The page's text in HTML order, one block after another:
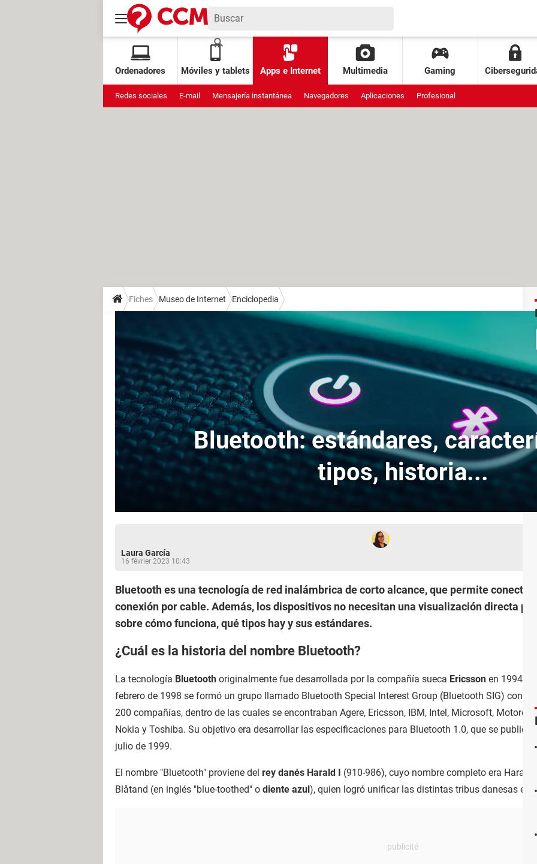
Ordenadores Móviles y tablets Apps e Internet Multimedia Gaming
Redes sociales E-mail Mensajería instantánea Navegadores Aplicaciones Profesional
Fiches Museo de Internet Enciclopedia
Bluetooth: estándares,
tipos, historia...
Laura García
16 février 2023 10:43
Bluetooth es una tecnología de red inalámbrica de corto alcance, que permite conectar
conexión por cable. Además, los dispositivos no necesitan una visualización directa
sobre cómo funciona, qué tipos hay y sus estándares.
¿Cuál es la historia del nombre Bluetooth?
La tecnología Bluetooth originalmente fue desarrollada por la compañía sueca Ericsson en 1994. En
febrero de 1998 se formó un grupo llamado Bluetooth Special Interest Group (Bluetooth SIG) con
200 compañías, dentro de las cuales se encontraban Agere, Ericsson, IBM, Intel, Microsoft, Motorola,
Nokia y Toshiba. Su objetivo era desarrollar las especificaciones para Bluetooth 1.0, que se
julio de 1999.
El nombre "Bluetooth" proviene del rey danés Harald I (910-986), cuyo nombre completo era Harald I
Blåtand (en inglés "blue-toothed" o diente azul), quien logró unificar las distintas tribus danesas e